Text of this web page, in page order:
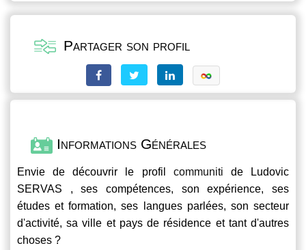
Partager son profil
Informations Générales
Envie de découvrir le profil communiti de Ludovic
SERVAS , ses compétences, son expérience, ses
études et formation, ses langues parlées, son secteur
d'activité, sa ville et pays de résidence et tant d'autres
choses ?